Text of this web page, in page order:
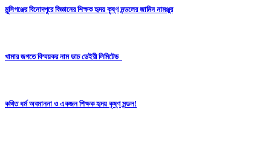
মুন্সিগঞ্জের বিনোদপুরে বিজ্ঞানের শিক্ষক হৃদয় কৃষ্ণ মন্ডলের জামিন নামঞ্জুর
খামার জগতে বিস্ময়কর নাম ডাচ ডেইরী লিমিটেড
কথিত ধর্ম অবমাননা ও একজন শিক্ষক হৃদয় কৃষ্ণ মন্ডল!